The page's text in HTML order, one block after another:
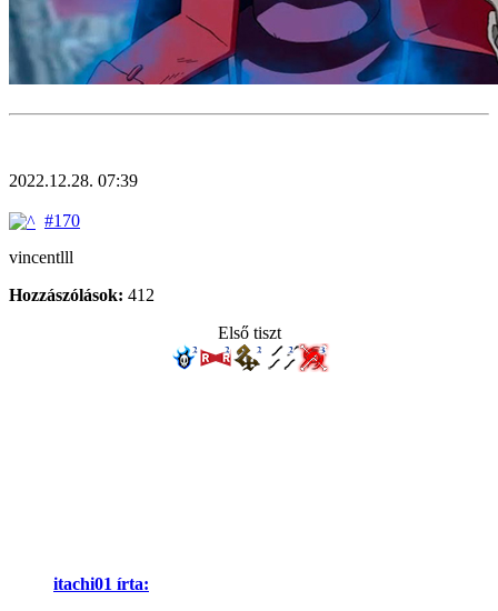
2022.12.28. 07:39
#170
vincentlll
Hozzászólások: 412
Első tiszt
itachi01 írta: